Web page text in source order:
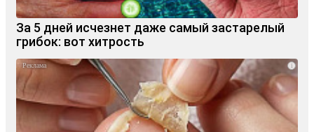
За 5 дней исчезнет даже самый застарелый
грибок: вот хитрость
i